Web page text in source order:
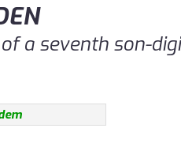
a seventh son-